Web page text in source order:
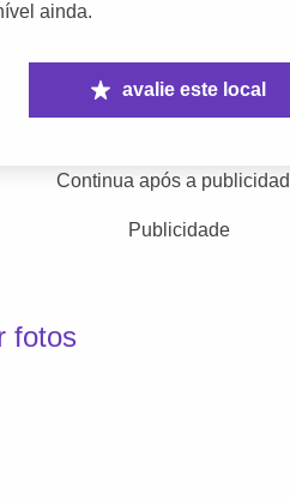
ainda.
avalie este local
Continua após a
Publicidade
fotos